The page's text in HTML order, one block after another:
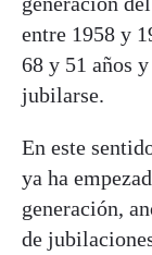
entre 1958 y
68 y 51 años
jubilarse.
En este
ya ha
generación,
de